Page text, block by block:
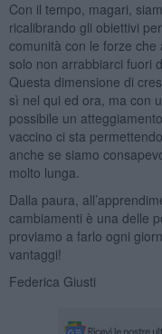
Con il tempo, magari,
ricalibrando gli obiettivi
comunità con le forze
solo non arrabbiarci fuori
Questa dimensione di
sì nel qui ed ora, ma con
possibile un
vaccino ci sta
anche se siamo
molto lunga.
Dalla paura,
cambiamenti è una delle
proviamo a farlo ogni
vantaggi!
Federica Giusti